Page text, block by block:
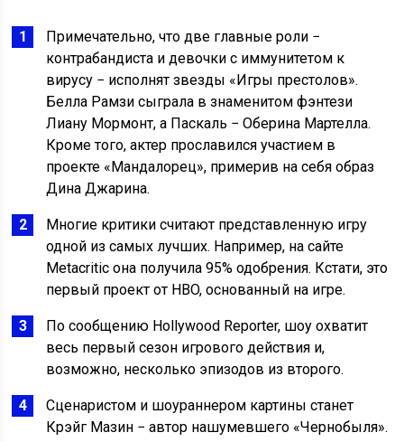
Примечательно, что две главные роли −
контрабандиста и девочки с иммунитетом к
вирусу − исполнят звезды «Игры престолов».
Белла Рамзи сыграла в знаменитом фэнтези
Лиану Мормонт, а Паскаль − Оберина Мартелла.
Кроме того, актер прославился участием в
проекте «Мандалорец», примерив на себя образ
Дина Джарина.
Многие критики считают представленную игру
одной из самых лучших. Например, на сайте
Metacritic она получила 95% одобрения. Кстати, это
первый проект от HBO, основанный на игре.
По сообщению Hollywood Reporter, шоу охватит
весь первый сезон игрового действия и,
возможно, несколько эпизодов из второго.
Сценаристом и шоураннером картины станет
Крэйг Мазин − автор нашумевшего «Чернобыля».